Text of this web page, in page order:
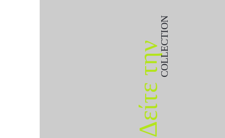
Δείτε τηνCOLLECTION